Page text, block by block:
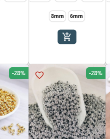
6mm
8mm
add_shopping_cart
favorite_border -28%
-28%